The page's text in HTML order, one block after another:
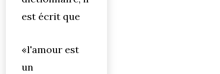
est écrit que
«l'amour est
un